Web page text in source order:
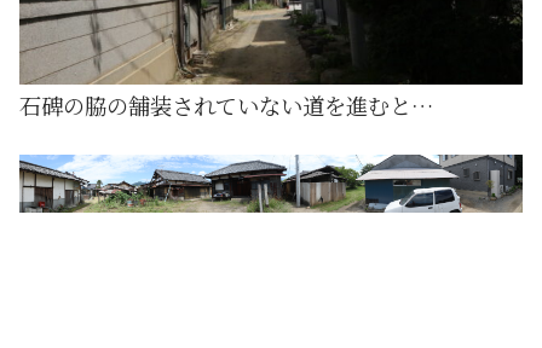
石碑の脇の舗装されていない道を進むと…